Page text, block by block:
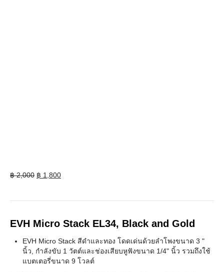
฿2,000 Original
฿ 1,800Current
EVH Micro Stack EL34, Black and Gold
EVH Micro Stack สีดำและทอง โดดเด่นด้วยลำโพงขนาด 3 "
นิ้ว, กำลังขับ 1 วัตต์และช่องเสียบหูฟังขนาด 1/4" นิ้ว รวมถึงใช้
แบตเตอรี่ขนาด 9 โวลต์